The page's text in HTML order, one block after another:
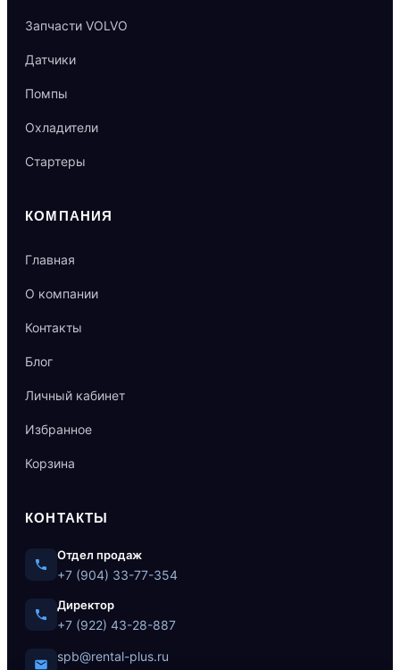
Запчасти VOLVO
Датчики
Помпы
Охладители
Стартеры
КОМПАНИЯ
Главная
О компании
Контакты
Блог
Личный кабинет
Избранное
Корзина
КОНТАКТЫ
Отдел продаж
+7 (904) 33-77-354
Директор
+7 (922) 43-28-887
spb@rental-plus.ru